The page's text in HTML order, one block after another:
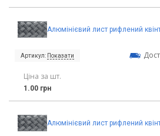
Алюмінієвий лист рифлений
Артикул: Показати
Ціна за шт.
1.00 грн
Алюмінієвий лист рифлений